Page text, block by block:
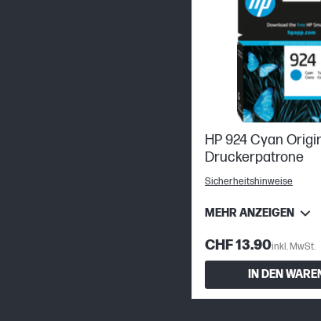
HP 924 Cyan
Druckerpatrone
Sicherheitshinweise
MEHR ANZEIGEN
CHF 13.90inkl. MwSt.
IN DEN